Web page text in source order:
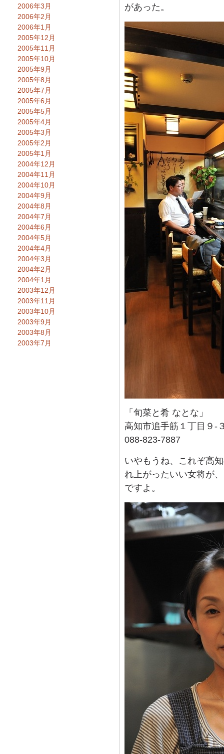
があった。
「旬菜と肴 なとな」
高知市追手筋１丁目９-
088-823-7887
いやもうね、これぞ高
れ上がったいい女将が
ですよ。
2006年3月
2006年2月
2006年1月
2005年12月
2005年11月
2005年10月
2005年9月
2005年8月
2005年7月
2005年6月
2005年5月
2005年4月
2005年3月
2005年2月
2005年1月
2004年12月
2004年11月
2004年10月
2004年9月
2004年8月
2004年7月
2004年6月
2004年5月
2004年4月
2004年3月
2004年2月
2004年1月
2003年12月
2003年11月
2003年10月
2003年9月
2003年8月
2003年7月